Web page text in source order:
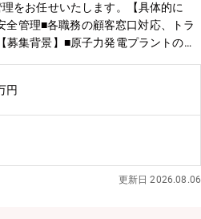
をお任せいたします。【具体的に
管理■各職務の顧客窓口対応、トラ
集背景】■原子力発電プラントの当
けに強みを持っている同社ですが、
備の入れ替え案件など【ミッショ
す。入社直後は、現地作業所にて、
や重要作業の立ち合いの時などに訪
対応など)【三菱電機の原子力設備/
ためのモーター。■非常用ディーゼ
ィーゼルエンジンで電気をつくる安全
円
更新日 2026.08.06